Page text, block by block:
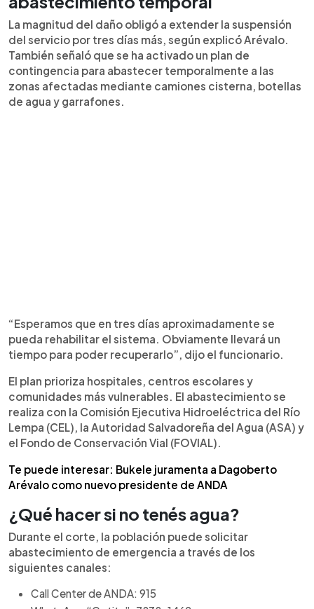
La magnitud del daño obligó a extender la suspensión
del servicio por tres días más, según explicó Arévalo.
También señaló que se ha activado un plan de
contingencia para abastecer temporalmente a las
zonas afectadas mediante camiones cisterna, botellas
de agua y garrafones.
“Esperamos que en tres días aproximadamente se
pueda rehabilitar el sistema. Obviamente llevará un
tiempo para poder recuperarlo”, dijo el funcionario.
El plan prioriza hospitales, centros escolares y
comunidades más vulnerables. El abastecimiento se
realiza con la Comisión Ejecutiva Hidroeléctrica del Río
Lempa (CEL), la Autoridad Salvadoreña del Agua (ASA) y
el Fondo de Conservación Vial (FOVIAL).
Te puede interesar: Bukele juramenta a Dagoberto
Arévalo como nuevo presidente de ANDA
¿Qué hacer si no tenés agua?
Durante el corte, la población puede solicitar
abastecimiento de emergencia a través de los
siguientes canales:
Call Center de ANDA: 915